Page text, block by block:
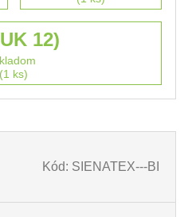
12)
(1 ks)
Kód: SIENATEX---BI